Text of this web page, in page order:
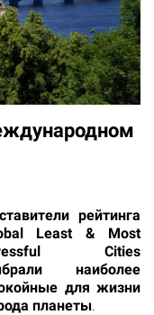
рейтинга
Least & Most
Cities
наиболее
для жизни
планеты.